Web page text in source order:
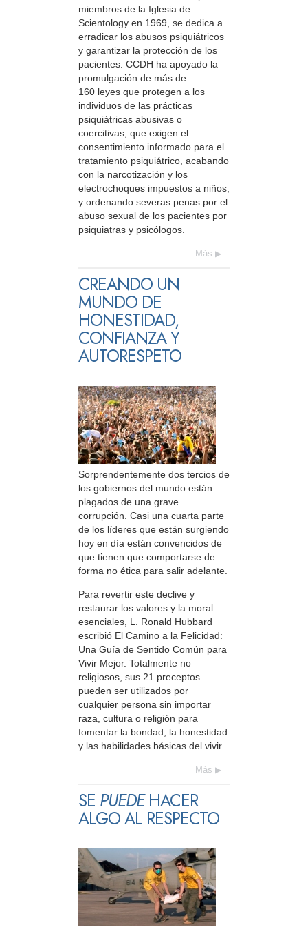
miembros de la Iglesia de
Scientology en 1969, se dedica a
erradicar los abusos psiquiátricos
y garantizar la protección de los
pacientes. CCDH ha apoyado la
promulgación de más de
160 leyes que protegen a los
individuos de las prácticas
psiquiátricas abusivas o
coercitivas, que exigen el
consentimiento informado para el
tratamiento psiquiátrico, acabando
con la narcotización y los
electrochoques impuestos a niños,
y ordenando severas penas por el
abuso sexual de los pacientes por
psiquiatras y psicólogos.
Más
CREANDO UN
MUNDO DE
HONESTIDAD,
CONFIANZA Y
AUTORESPETO
Sorprendentemente dos tercios de
los gobiernos del mundo están
plagados de una grave
corrupción. Casi una cuarta parte
de los líderes que están surgiendo
hoy en día están convencidos de
que tienen que comportarse de
forma no ética para salir adelante.
Para revertir este declive y
restaurar los valores y la moral
esenciales, L. Ronald Hubbard
escribió El Camino a la Felicidad:
Una Guía de Sentido Común para
Vivir Mejor. Totalmente no
religiosos, sus 21 preceptos
pueden ser utilizados por
cualquier persona sin importar
raza, cultura o religión para
fomentar la bondad, la honestidad
y las habilidades básicas del vivir.
Más
SE PUEDEHACER
ALGO AL RESPECTO